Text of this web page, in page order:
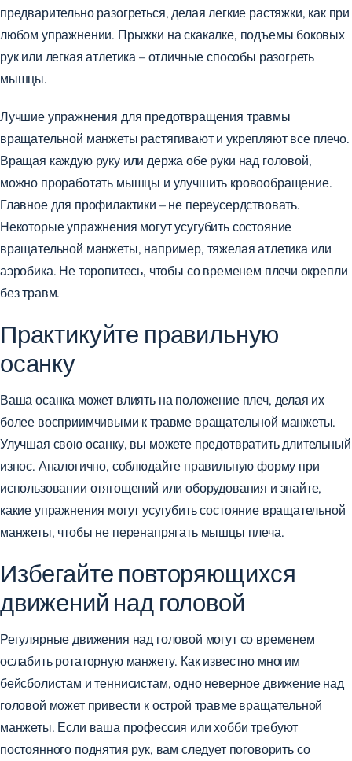
предварительно разогреться, делая легкие растяжки, как при
любом упражнении. Прыжки на скакалке, подъемы боковых
рук или легкая атлетика – отличные способы разогреть
мышцы.
Лучшие упражнения для предотвращения травмы
вращательной манжеты растягивают и укрепляют все плечо.
Вращая каждую руку или держа обе руки над головой,
можно проработать мышцы и улучшить кровообращение.
Главное для профилактики – не переусердствовать.
Некоторые упражнения могут усугубить состояние
вращательной манжеты, например, тяжелая атлетика или
аэробика. Не торопитесь, чтобы со временем плечи окрепли
без травм.
Практикуйте правильную
осанку
Ваша осанка может влиять на положение плеч, делая их
более восприимчивыми к травме вращательной манжеты.
Улучшая свою осанку, вы можете предотвратить длительный
износ. Аналогично, соблюдайте правильную форму при
использовании отягощений или оборудования и знайте,
какие упражнения могут усугубить состояние вращательной
манжеты, чтобы не перенапрягать мышцы плеча.
Избегайте повторяющихся
движений над головой
Регулярные движения над головой могут со временем
ослабить ротаторную манжету. Как известно многим
бейсболистам и теннисистам, одно неверное движение над
головой может привести к острой травме вращательной
манжеты. Если ваша профессия или хобби требуют
постоянного поднятия рук, вам следует поговорить со